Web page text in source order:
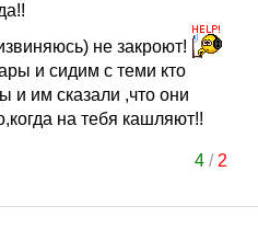
не закроют!
и сидим с теми кто
и им сказали ,что они
на тебя кашляют!!
4/ 2